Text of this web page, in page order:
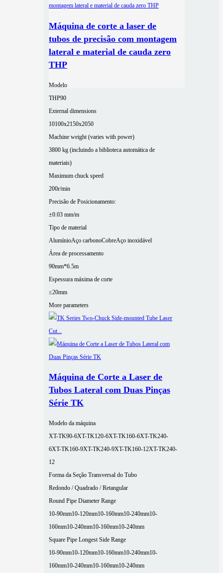
Máquina de corte a laser de
tubos de precisão com montagem
lateral e material de cauda zero
THP
Modelo
THP90
External dimensions
10100x2150x2050
Machine weight (varies with power)
3800 kg (incluindo a biblioteca automática de
materiais)
Maximum chuck speed
200r/min
Precisão de Posicionamento:
±0.03 mm/m
Tipo de material
AlumínioAço carbonoCobreAço inoxidável
Área de processamento
90mm*6.5m
Espessura máxima de corte
≤20mm
More parameters
Máquina de Corte a Laser de
Tubos Lateral com Duas Pinças
Série TK
Modelo da máquina
XT-TK90-6XT-TK120-6XT-TK160-6XT-TK240-
6XT-TK160-9XT-TK240-9XT-TK160-12XT-TK240-
12
Forma da Seção Transversal do Tubo
Redondo / Quadrado / Retangular
Round Pipe Diameter Range
10-90mm10-120mm10-160mm10-240mm10-
160mm10-240mm10-160mm10-240mm
Square Pipe Longest Side Range
10-90mm10-120mm10-160mm10-240mm10-
160mm10-240mm10-160mm10-240mm